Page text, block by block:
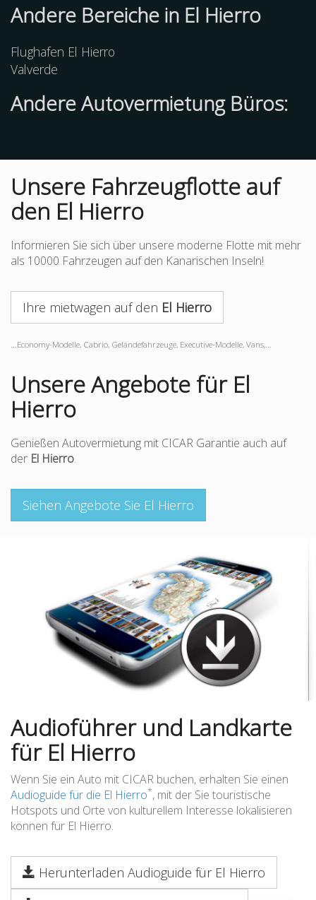
Andere Bereiche in El Hierro
Flughafen El Hierro
Valverde
Andere Autovermietung Büros:
Unsere Fahrzeugflotte auf
den El Hierro
Informieren Sie sich über unsere moderne Flotte mit mehr
als 10000 Fahrzeugen auf den Kanarischen Inseln!
Ihre mietwagen auf den El Hierro
...Economy-Modelle, Cabrio, Geländefahrzeuge, Executive-Modelle, Vans,...
Unsere Angebote für El
Hierro
Genießen Autovermietung mit CICAR Garantie auch auf
der El Hierro.
Siehen Angebote Sie El Hierro
Audioführer und Landkarte
für El Hierro
Wenn Sie ein Auto mit CICAR buchen, erhalten Sie einen
Audioguide für die El Hierro*, mit der Sie touristische
Hotspots und Orte von kulturellem Interesse lokalisieren
können für El Hierro.
Herunterladen Audioguide für El Hierro